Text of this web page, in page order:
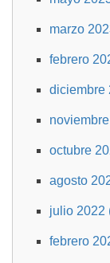
marzo
febrero
diciembre
octubre
agosto
julio 2022
febrero